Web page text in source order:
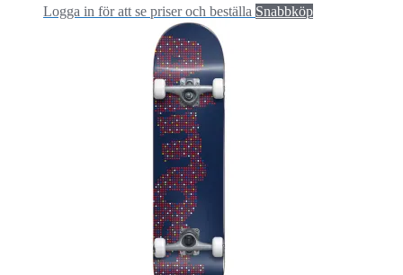
Logga in för att se priser och beställa Snabbköp